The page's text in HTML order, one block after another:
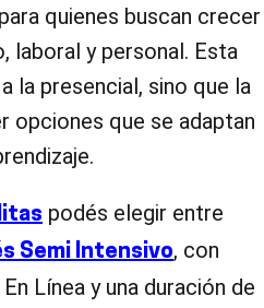
quienes buscan crecer
laboral y personal. Esta
la presencial, sino que la
opciones que se adaptan
podés elegir entre
Semi Intensivo, con
Línea y una duración de